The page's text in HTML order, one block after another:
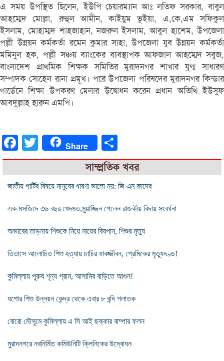
এ সময় উপস্থিত ছিলেন, ইউপি চেয়ারম্যান আঃ লতিফ সরকার, বাবুল
আহম্মেদ মোল্লা, রুহুল আমীন, কাইয়ুম ভূইয়া, এ,কে,এম সফিকুল
ইসলাম, মোহাম্মদ শাহজাহান, নজরুল ইসলাম, আবুল হাশেম, উপজেলা
পল্লী উন্নয়ন কর্মকর্তা রমেন কুমার সাহা, উপজেলা যুব উন্নয়ন কর্মকর্তা
মমিনুল হক, পল্লী সঞ্চয় ব্যাংকের ব্যবস্থাপক আফজাল আহম্মেদ সবুজ,
বাংলাদেশ প্রাথমিক শিক্ষক সমিতির মুরাদনগর শাখার যুগ্ম সাধারণ
সম্পাদক সোহেল রানা প্রমূখ। পরে উপজেলা পরিষদের মুরাদনগর কিন্ডার
গার্ডেনে শিক্ষা উপকরণ মেলার উদ্বোধন করেন প্রধান অতিথি ইউসুফ
আবদুল্লাহ হারুন এমপি।
FacebookTwitter Share
সাম্প্রতিক খবর
জাতীয় পার্টির বিষয়ে মানুষের ধারণা ভালো নয়: জি এম কাদের
এক মসজিদে ৩৬ বছর খেদমত,মুয়াজ্জিন পেলেন রাজকীয় বিদায় সংবর্ধনা
অভাবের তাড়নায় শিশুকে নিয়ে মায়ের বিষপান, শিশুর মৃত্যু
তিতাসে আলোচিত শিশু হত্যায় চাচির যাবজ্জীবন, প্রেমিকের মৃত্যুদণ্ড!
কুমিল্লায় পুরুষ শূন্য গ্রাম, আসামির বাড়িতে আগুন!
যশোর শিশু উন্নয়ন কেন্দ্র থেকে এবার ৮ বন্দি পলাতক
বোরো মৌসুমে কুমিল্লায় এ সি আই ছক্কার বাম্পার ফলন
মুরাদনগরে নবনির্মিত কমিউনিটি ক্লিনিকের উদ্বোধন